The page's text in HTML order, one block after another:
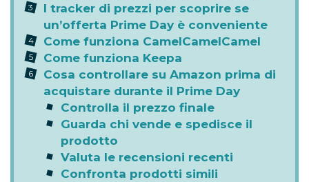
I tracker di prezzi per scoprire se
un’offerta Prime Day è conveniente
Come funziona CamelCamelCamel
Come funziona Keepa
Cosa controllare su Amazon prima di
acquistare durante il Prime Day
Controlla il prezzo finale
Guarda chi vende e spedisce il
prodotto
Valuta le recensioni recenti
Confronta prodotti simili